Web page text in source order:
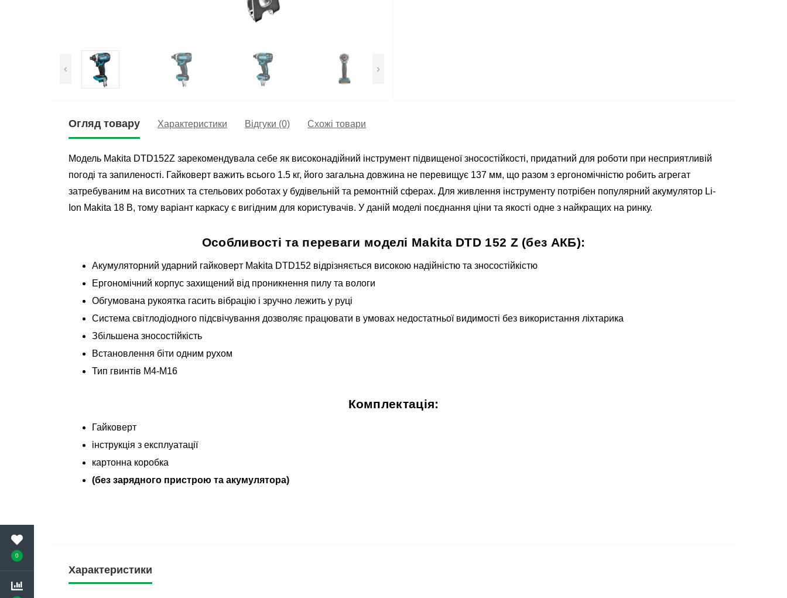
0
‹ ›
Огляд товару Характеристики Відгуки (0) Схожі товари
Модель Makita DTD152Z зарекомендувала себе як високонадійний інструмент підвищеної зносостійкості, придатний для роботи при несприятливій
погоді та запиленості. Гайковерт важить всього 1.5 кг, його загальна довжина не перевищує 137 мм, що разом з ергономічністю робить агрегат
затребуваним на висотних та стельових роботах у будівельній та ремонтній сферах. Для живлення інструменту потрібен популярний акумулятор Li-
Ion Makita 18 В, тому варіант каркасу є вигідним для користувачів. У даній моделі поєднання ціни та якості одне з найкращих на ринку.
Особливості та переваги моделі Makita DTD 152 Z (без АКБ):
Акумуляторний ударний гайковерт Makita DTD152 відрізняється високою надійністю та зносостійкістю
Ергономічний корпус захищений від проникнення пилу та вологи
Обгумована рукоятка гасить вібрацію і зручно лежить у руці
Система світлодіодного підсвічування дозволяє працювати в умовах недостатньої видимості без використання ліхтарика
Збільшена зносостійкість
Встановлення біти одним рухом
Тип гвинтів M4-M16
Комплектація:
Гайковерт
інструкція з експлуатації
картонна коробка
(без зарядного пристрою та акумулятора)
Характеристики